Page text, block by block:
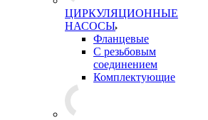
ЦИРКУЛЯЦИОННЫЕ
НАСОСЫ
Фланцевые
С резьбовым
соединением
Комплектующие